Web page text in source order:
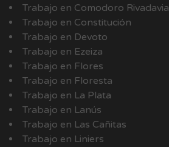
Trabajo en Comodoro Rivadavia
Trabajo en Constitución
Trabajo en Devoto
Trabajo en Ezeiza
Trabajo en Flores
Trabajo en Floresta
Trabajo en La Plata
Trabajo en Lanús
Trabajo en Las Cañitas
Trabajo en Liniers